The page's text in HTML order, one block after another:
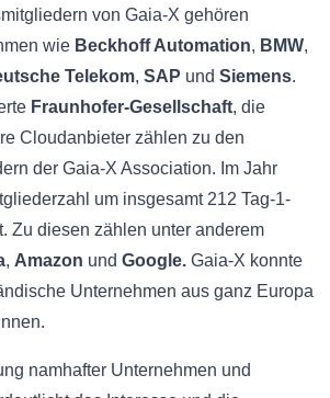
von Gaia-X gehören
wie Beckhoff Automation, BMW,
Telekom, SAP und Siemens.
Fraunhofer-Gesellschaft, die
Cloudanbieter zählen zu den
der Gaia-X Association. Im Jahr
um insgesamt 212 Tag-1-
Zu diesen zählen unter anderem
, Amazon und Google. Gaia-X konnte
Unternehmen aus ganz Europa
namhafter Unternehmen und